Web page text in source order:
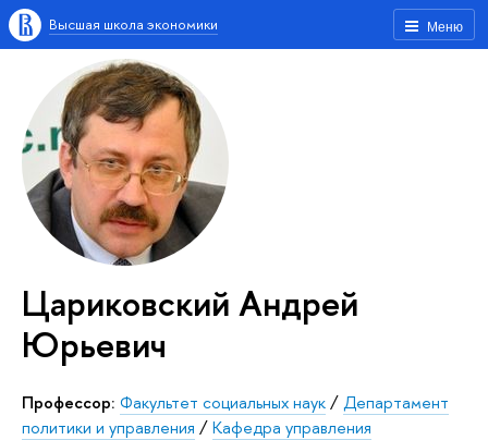
Меню
Высшая школа экономики
Цариковский Андрей
Юрьевич
Профессор: Факультет социальных наук/Департамент
политики и управления /Кафедра управления